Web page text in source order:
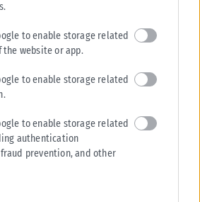
to enable storage related
website or app.
to enable storage related
to enable storage related
authentication
prevention, and other